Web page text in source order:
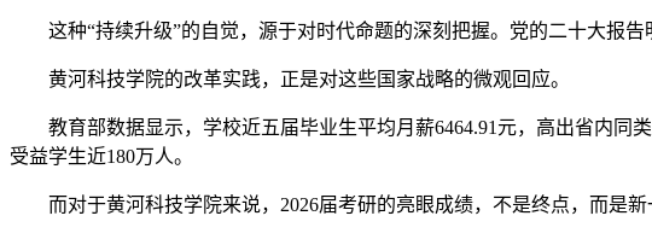
这种“持续升级”的自觉，源于对时代命题的深刻把握。党的二十大报
黄河科技学院的改革实践，正是对这些国家战略的微观回应。
教育部数据显示，学校近五届毕业生平均月薪6464.91元，高出省内同
受益学生近180万人。
而对于黄河科技学院来说，2026届考研的亮眼成绩，不是终点，而是新